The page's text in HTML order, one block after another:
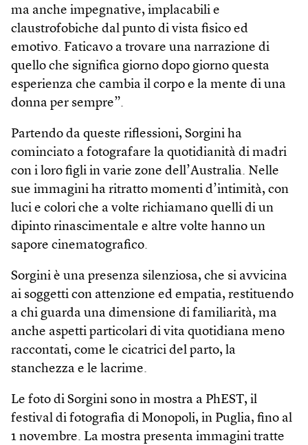
ma anche impegnative, implacabili e
claustrofobiche dal punto di vista fisico ed
emotivo. Faticavo a trovare una narrazione di
quello che significa giorno dopo giorno questa
esperienza che cambia il corpo e la mente di una
donna per sempre”.
Partendo da queste riflessioni, Sorgini ha
cominciato a fotografare la quotidianità di madri
con i loro figli in varie zone dell’Australia. Nelle
sue immagini ha ritratto momenti d’intimità, con
luci e colori che a volte richiamano quelli di un
dipinto rinascimentale e altre volte hanno un
sapore cinematografico.
Sorgini è una presenza silenziosa, che si avvicina
ai soggetti con attenzione ed empatia, restituendo
a chi guarda una dimensione di familiarità, ma
anche aspetti particolari di vita quotidiana meno
raccontati, come le cicatrici del parto, la
stanchezza e le lacrime.
Le foto di Sorgini sono in mostra a PhEST, il
festival di fotografia di Monopoli, in Puglia, fino al
1 novembre. La mostra presenta immagini tratte